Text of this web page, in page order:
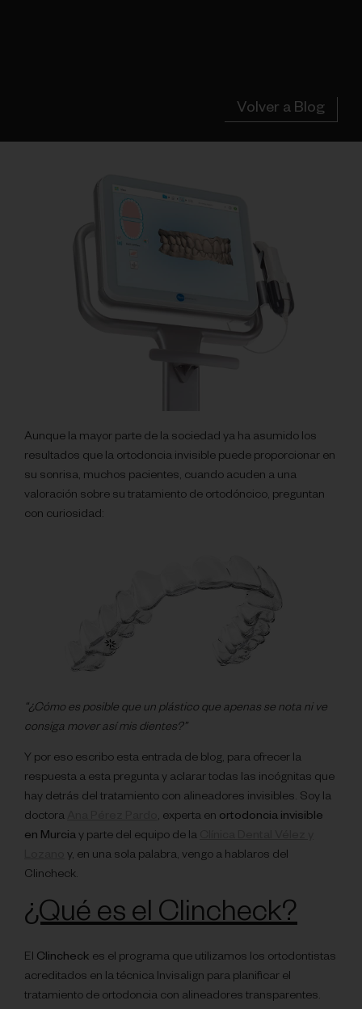
Volver a Blog
Aunque la mayor parte de la sociedad ya ha asumido los
resultados que la ortodoncia invisible puede proporcionar en
su sonrisa, muchos pacientes, cuando acuden a una
valoración sobre su tratamiento de ortodóncico, preguntan
con curiosidad:
“¿Cómo es posible que un plástico que apenas se nota ni ve
consiga mover así mis dientes?”
Y por eso escribo esta entrada de blog, para ofrecer la
respuesta a esta pregunta y aclarar todas las incógnitas que
hay detrás del tratamiento con alineadores invisibles. Soy la
doctora
, experta en ortodoncia invisible
en Murciay parte del equipo de la
y, en una sola palabra, vengo a hablaros del
Clincheck.
¿Qué es el Clincheck?
El Clincheck es el programa que utilizamos los ortodontistas
acreditados en la técnica Invisalign para planificar el
tratamiento de ortodoncia con alineadores transparentes.